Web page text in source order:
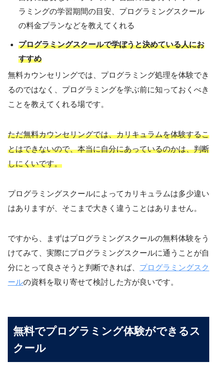
ラミングの学習期間の目安、プログラミングスクール
の料金プランなどを教えてくれる
プログラミングスクールで学ぼうと決めている人にお
すすめ
無料カウンセリングでは、プログラミング処理を体験でき
るのではなく、プログラミングを学ぶ前に知っておくべき
ことを教えてくれる場です。
ただ無料カウンセリングでは、カリキュラムを体験するこ
とはできないので、本当に自分にあっているのかは、判断
しにくいです。
プログラミングスクールによってカリキュラムは多少違い
はありますが、そこまで大きく違うことはありません。
ですから、まずはプログラミングスクールの無料体験をう
けてみて、実際にプログラミングスクールに通うことが自
分にとって良さそうと判断できれば、 プログラミングスク
ールの資料を取り寄せて検討した方が良いです。
無料でプログラミング体験ができるス
クール